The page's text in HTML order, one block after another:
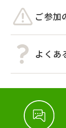
ご参加
よくあ